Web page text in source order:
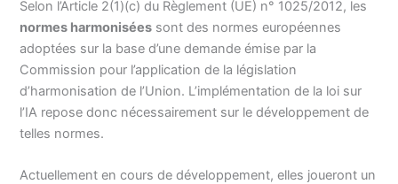
Selon l’Article 2(1)(c) du Règlement (UE) n° 1025/2012, les
normes harmonisées sont des normes européennes
adoptées sur la base d’une demande émise par la
Commission pour l’application de la législation
d’harmonisation de l’Union. L’implémentation de la loi sur
l’IA repose donc nécessairement sur le développement de
telles normes.
Actuellement en cours de développement, elles joueront un